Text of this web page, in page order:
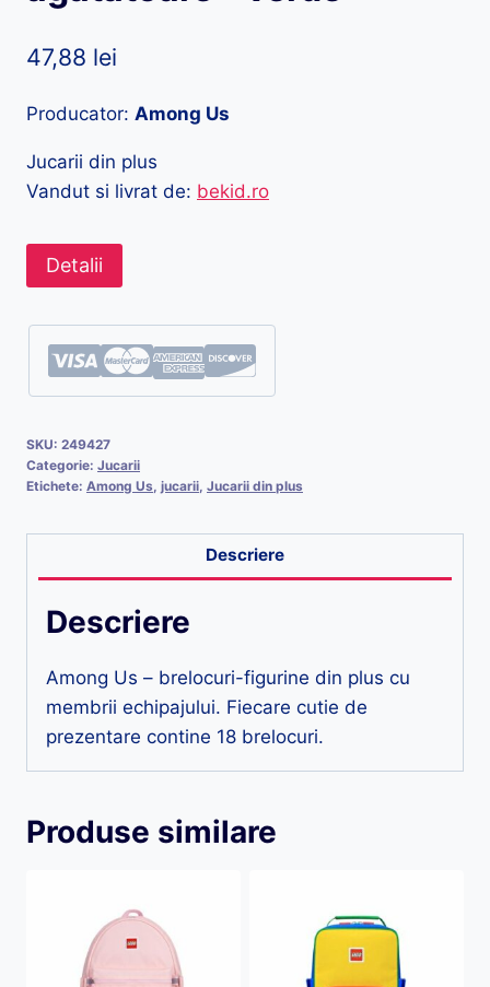
47,88 lei
Producator: Among Us
Jucarii din plus
Vandut si livrat de: bekid.ro
Detalii
SKU: 249427
Categorie: Jucarii
Etichete: Among Us jucarii Jucarii din plus
Descriere
Descriere
Among Us – brelocuri-figurine din plus cu
membrii echipajului. Fiecare cutie de
prezentare contine 18 brelocuri.
Produse similare